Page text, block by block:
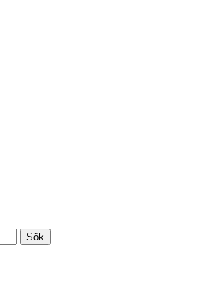
Sök